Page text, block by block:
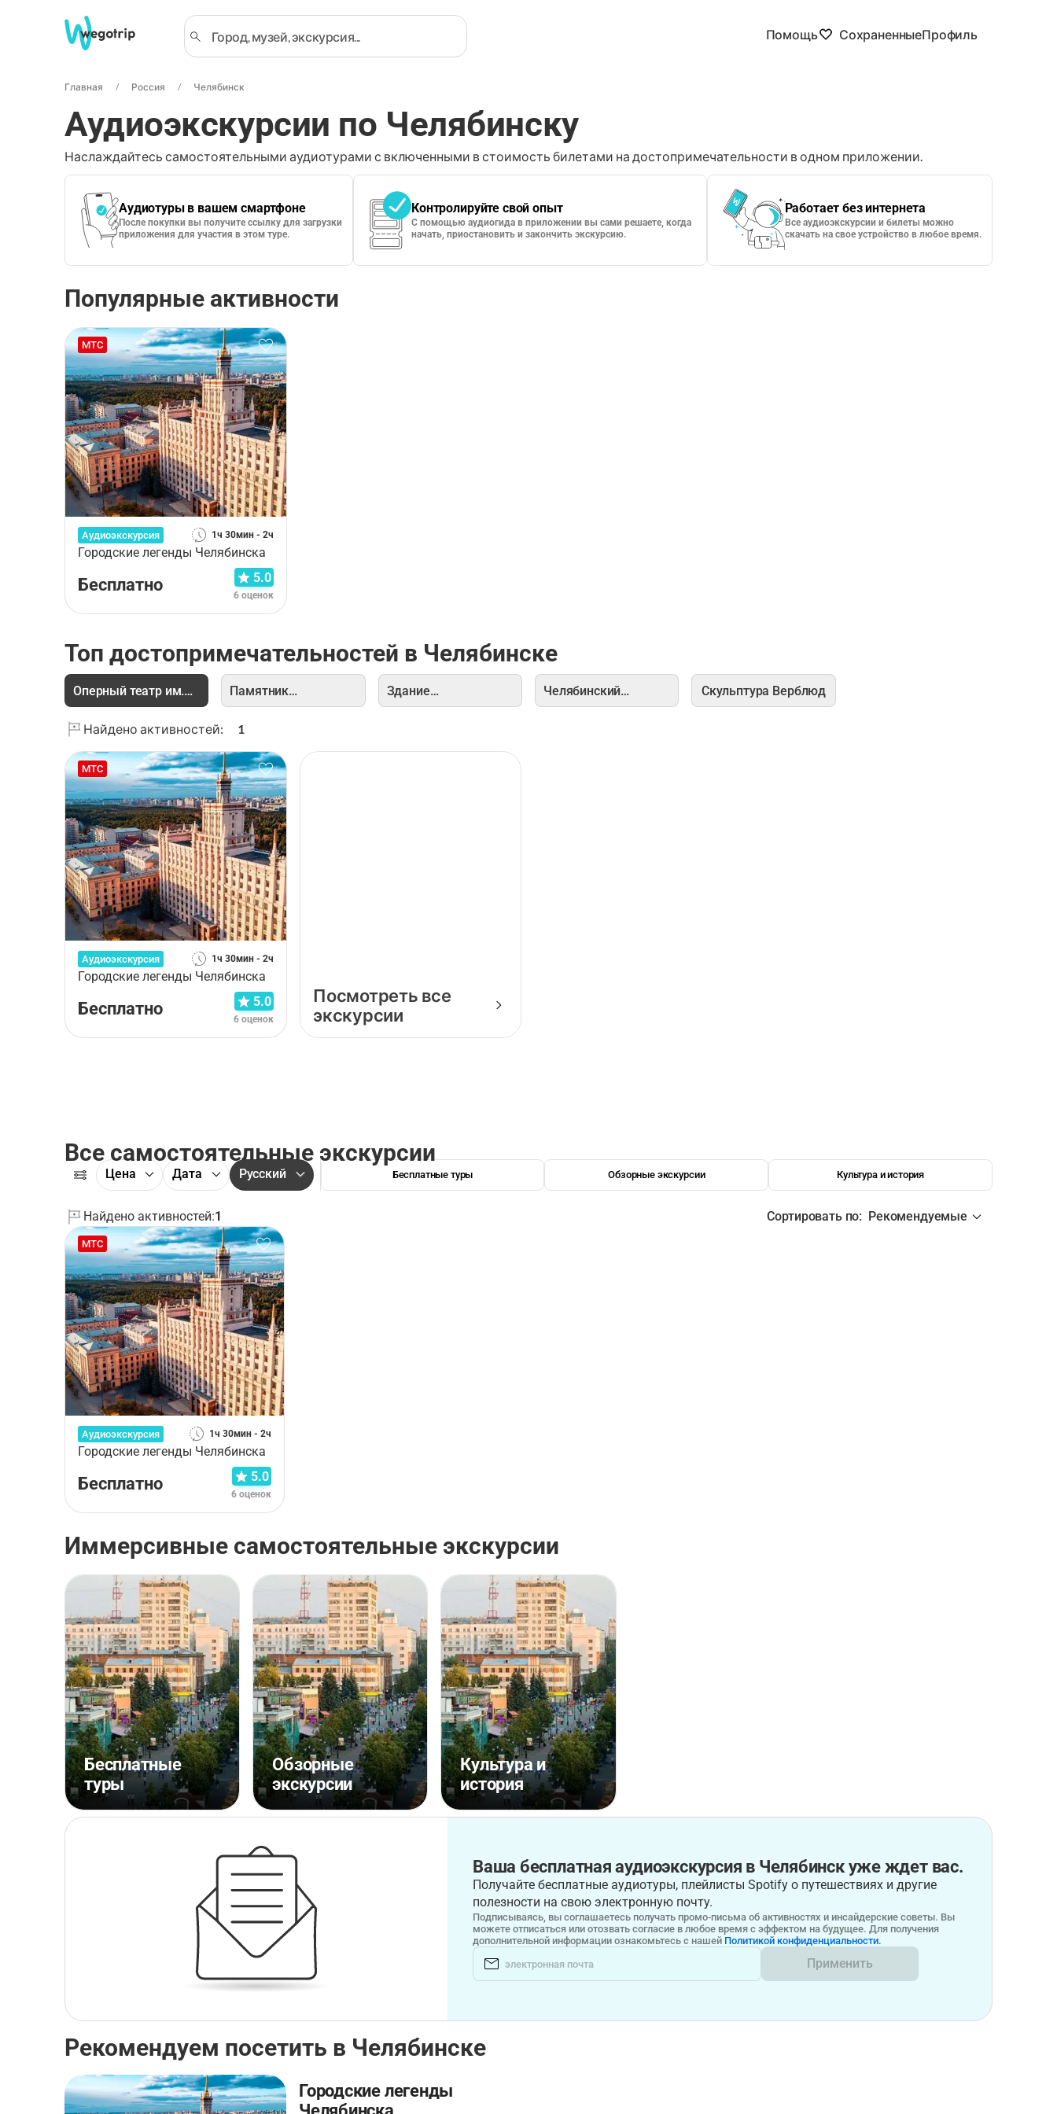
Помощь СохраненныеПрофиль
Главная Россия Челябинск
Аудиоэкскурсии по Челябинску
Наслаждайтесь самостоятельными аудиотурами с включенными в стоимость билетами на достопримечательности в одном приложении.
Аудиотуры в вашем смартфоне
После покупки вы получите ссылку для загрузки
приложения для участия в этом туре.
Контролируйте свой опыт
С помощью аудиогида в приложении вы сами решаете, когда
начать, приостановить и закончить экскурсию.
Работает без интернета
Все аудиоэкскурсии и билеты можно
скачать на свое устройство в любое время.
Популярные активности
МТС
Аудиоэкскурсия 1ч 30мин - 2ч
Городские легенды Челябинска
Бесплатно 5.0
6 оценок
Топ достопримечательностей в Челябинске
Оперный театр им.
М.И.Глинки
Памятник
основателям
Здание
Законодательного
Челябинский
элеватор
Скульптура Верблюд
Найдено активностей: 1
МТС
Аудиоэкскурсия 1ч 30мин - 2ч
Городские легенды Челябинска
Бесплатно 5.0
6 оценок
Посмотреть все
экскурсии
Все самостоятельные экскурсии
Цена Дата Русский Бесплатные туры Обзорные экскурсии Культура и история
Найдено активностей:1 Сортировать по: Рекомендуемые
МТС
Аудиоэкскурсия 1ч 30мин - 2ч
Городские легенды Челябинска
Бесплатно 5.0
6 оценок
Иммерсивные самостоятельные экскурсии
Бесплатные
туры
Обзорные
экскурсии
Культура и
история
Ваша бесплатная аудиоэкскурсия в Челябинск уже ждет вас.
Получайте бесплатные аудиотуры, плейлисты Spotify о путешествиях и другие
полезности на свою электронную почту.
Подписываясь, вы соглашаетесь получать промо-письма об активностях и инсайдерские советы. Вы
можете отписаться или отозвать согласие в любое время с эффектом на будущее. Для получения
дополнительной информации ознакомьтесь с нашей Политикой конфиденциальности.
Применить
Рекомендуем посетить в Челябинске
Городские легенды